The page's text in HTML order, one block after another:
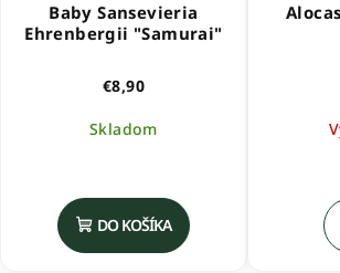
Baby Sansevieria
Ehrenbergii "Samurai"
€8,90
Skladom
DO KOŠÍKA